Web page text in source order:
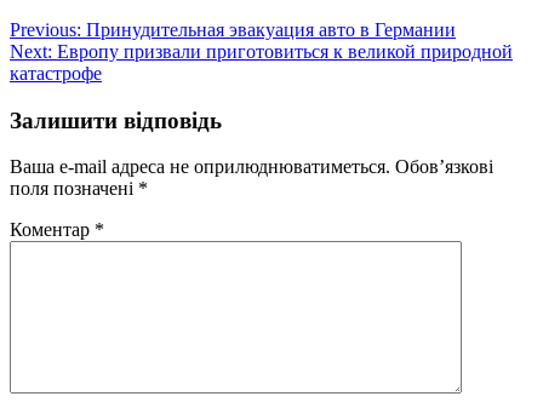
Навігація
записів
Previous: Принудительная эвакуация авто в Германии
Next: Европу призвали приготовиться к великой природной
катастрофе
Залишити відповідь
Ваша e-mail адреса не оприлюднюватиметься. Обов’язкові
поля позначені *
Коментар *